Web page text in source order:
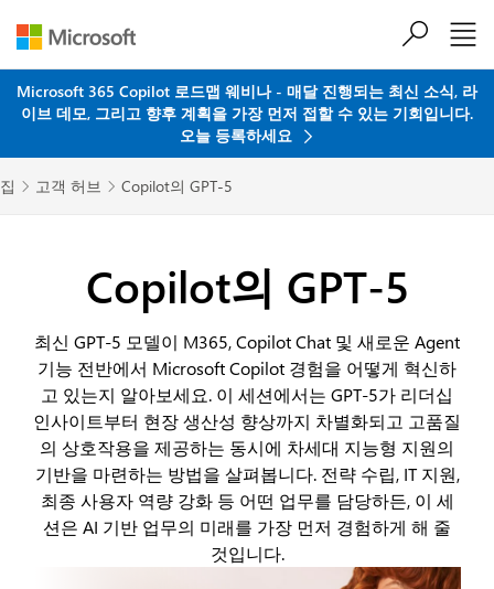
Microsoft 365 Copilot 로드맵 웨비나 - 매달 진행되는 최신 소식, 라
이브 데모, 그리고 향후 계획을 가장 먼저 접할 수 있는 기회입니다.
오늘 등록하세요
집  고객 허브  Copilot의 GPT-5
Copilot의 GPT-5
최신 GPT-5 모델이 M365, Copilot Chat 및 새로운 Agent
기능 전반에서 Microsoft Copilot 경험을 어떻게 혁신하
고 있는지 알아보세요. 이 세션에서는 GPT-5가 리더십
인사이트부터 현장 생산성 향상까지 차별화되고 고품질
의 상호작용을 제공하는 동시에 차세대 지능형 지원의
기반을 마련하는 방법을 살펴봅니다. 전략 수립, IT 지원,
최종 사용자 역량 강화 등 어떤 업무를 담당하든, 이 세
션은 AI 기반 업무의 미래를 가장 먼저 경험하게 해 줄
것입니다.